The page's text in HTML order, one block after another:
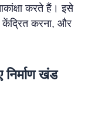
करते हैं। इसे
केंद्रित करना, और
खंड